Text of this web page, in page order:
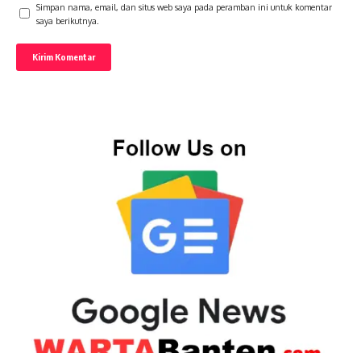
Simpan nama, email, dan situs web saya pada peramban ini untuk komentar
saya berikutnya.